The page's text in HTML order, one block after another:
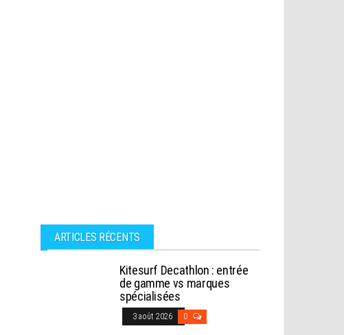
ARTICLES RÉCENTS
Kitesurf Decathlon : entrée
de gamme vs marques
spécialisées
3 août 2026 0